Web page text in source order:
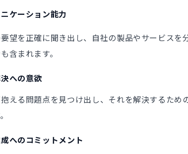
ケーション能力
望を正確に聞き出し、自社の製品やサービス
含まれます。
への意欲
える問題点を見つけ出し、それを解決するた
へのコミットメント